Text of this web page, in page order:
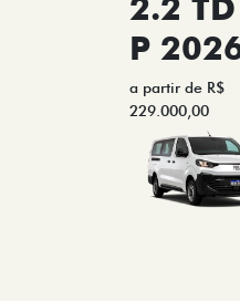
P
a partir de R$
229.000,00